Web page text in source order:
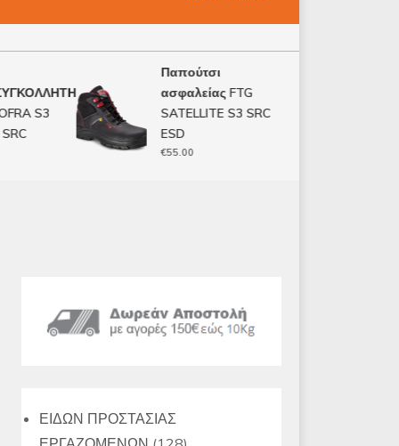
S3
Παπούτσι
ασφαλείας FTG
SATELLITE S3 SRC
ESD
55.00
ΕΙΔΩΝ ΠΡΟΣΤΑΣΙΑΣ
128